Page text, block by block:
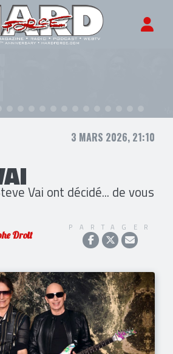
3 MARS 2026, 21:10
Vai ont décidé... de vous
Droit
PARTAGER